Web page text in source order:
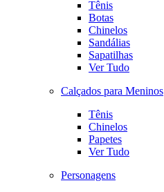
Tênis
Botas
Chinelos
Sandálias
Sapatilhas
Ver Tudo
Calçados para Meninos
Tênis
Chinelos
Papetes
Ver Tudo
Personagens